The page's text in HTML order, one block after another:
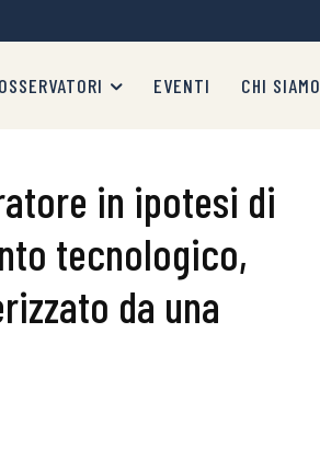
OSSERVATORI EVENTI CHI SIAMO
in ipotesi di
tecnologico,
da una